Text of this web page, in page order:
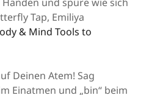
Tap, Emiliya
& Mind Tools to
Deinen Atem! Sag
Einatmen und „bin“ beim